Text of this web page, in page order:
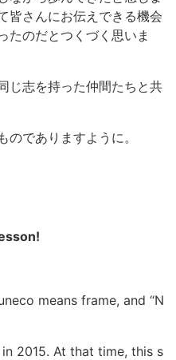
皆さんにお伝えできる機会
たのだとつくづく思いま
じ志を持った仲間たちと共
でありますように。
means frame, and “N
2015. At that time, this s